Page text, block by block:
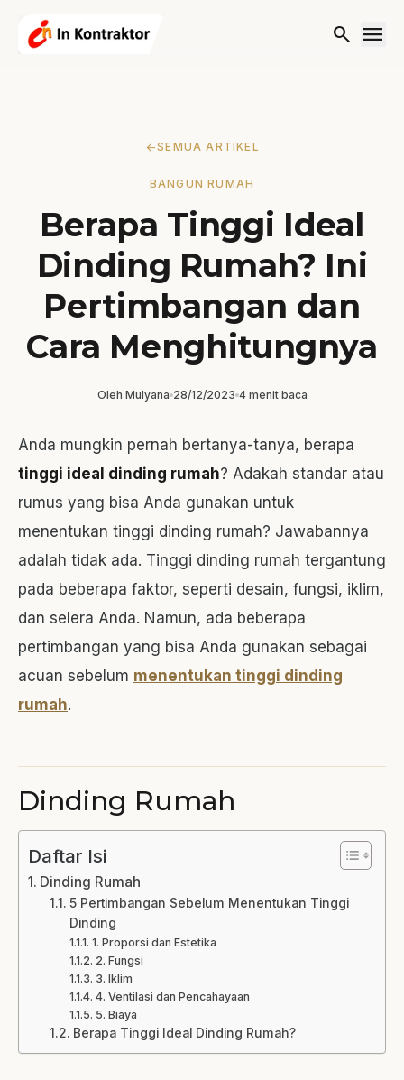
search menu
arrow_backSEMUA ARTIKEL
BANGUN RUMAH
Berapa Tinggi Ideal
Dinding Rumah? Ini
Pertimbangan dan
Cara Menghitungnya
Oleh Mulyana 28/12/2023 4 menit baca
Anda mungkin pernah bertanya-tanya, berapa
tinggi ideal dinding rumah? Adakah standar atau
rumus yang bisa Anda gunakan untuk
menentukan tinggi dinding rumah? Jawabannya
adalah tidak ada. Tinggi dinding rumah tergantung
pada beberapa faktor, seperti desain, fungsi, iklim,
dan selera Anda. Namun, ada beberapa
pertimbangan yang bisa Anda gunakan sebagai
acuan sebelum menentukan tinggi dinding
rumah.
Dinding Rumah
Daftar Isi
Dinding Rumah
5 Pertimbangan Sebelum Menentukan Tinggi
Dinding
1. Proporsi dan Estetika
2. Fungsi
3. Iklim
4. Ventilasi dan Pencahayaan
5. Biaya
Berapa Tinggi Ideal Dinding Rumah?